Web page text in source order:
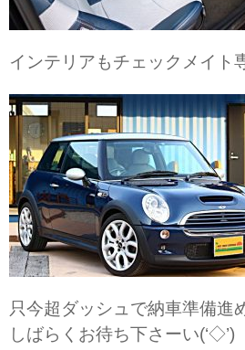
インテリアもチェックメイ
只今超ダッシュで納車準備進
しばらくお待ち下さーい(‘◇’)ゞ